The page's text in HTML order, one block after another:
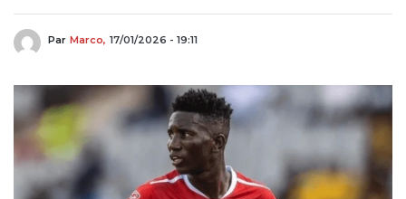
Par Marco, 17/01/2026 - 19:11